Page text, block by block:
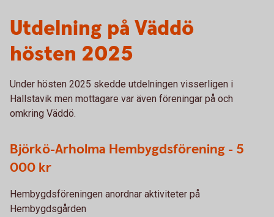
Utdelning på Väddö
hösten 2025
Under hösten 2025 skedde utdelningen visserligen i
Hallstavik men mottagare var även föreningar på och
omkring Väddö.
Björkö-Arholma Hembygdsförening - 5
000 kr
Hembygdsföreningen anordnar aktiviteter på
Hembygdsgården